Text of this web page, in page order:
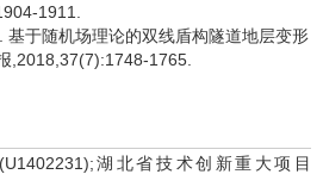
1911.
基于随机场理论的双线盾构隧道地层变形
,2018,37(7):1748-1765.
湖北省技术创新重大项目